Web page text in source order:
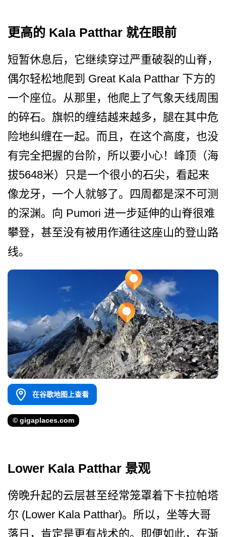
更高的 Kala Patthar 就在眼前
短暂休息后，它继续穿过严重­破裂的山脊，
偶尔轻松地爬到 Great Kala Patthar 下方的
一个座位。从那里，他­爬上了气象天线周围
的碎石。旗帜的缠结越来越多，腿­在其中危
险地纠缠在一起。而且，在这个高度，也没
有­完全把握的台阶，所以要小心！峰顶（海
拔5648米­）只是一个很小的石尖，看起来
像龙牙，一个人就够了­。四周都是深不可测
的深渊。向 Pumori 进一步延伸的山脊很难
攀登，­甚至没有被用作通往这座山的登山路
线。
在谷歌地图上查看
© gigaplaces.com
Lower Kala Patthar 景观
傍晚升起的云层甚至经常笼罩­着下卡拉帕塔
尔 (Lower Kala Patthar)。所以，坐等大­哥
落日，肯定是更有战术的。即便如此，在渐